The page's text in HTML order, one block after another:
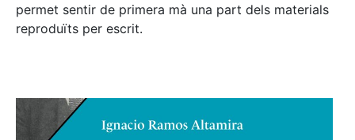
permet sentir de primera mà una part dels materials
reproduïts per escrit.